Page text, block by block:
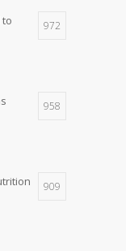
972
958
909